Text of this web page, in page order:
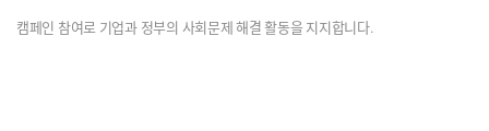
캠페인 참여로 기업과 정부의 사회문제 해결 활동을 지지합니다.